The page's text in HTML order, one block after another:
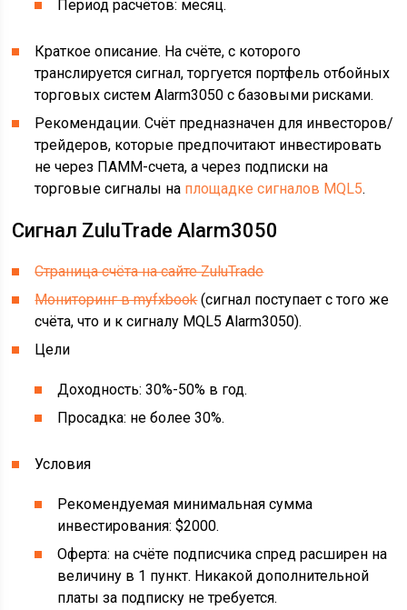
Период расчётов: месяц.
Краткое описание. На счёте, с которого
транслируется сигнал, торгуется портфель отбойных
торговых систем Alarm3050 с базовыми рисками.
Рекомендации. Счёт предназначен для инвесторов/
трейдеров, которые предпочитают инвестировать
не через ПАММ-счета, а через подписки на
торговые сигналы на площадке сигналов MQL5.
Сигнал ZuluTrade Alarm3050
Страница счёта на сайте ZuluTrade
Мониторинг в myfxbook(сигнал поступает с того же
счёта, что и к сигналу MQL5 Alarm3050).
Цели
Доходность: 30%-50% в год.
Просадка: не более 30%.
Условия
Рекомендуемая минимальная сумма
инвестирования: $2000.
Оферта: на счёте подписчика спред расширен на
величину в 1 пункт. Никакой дополнительной
платы за подписку не требуется.